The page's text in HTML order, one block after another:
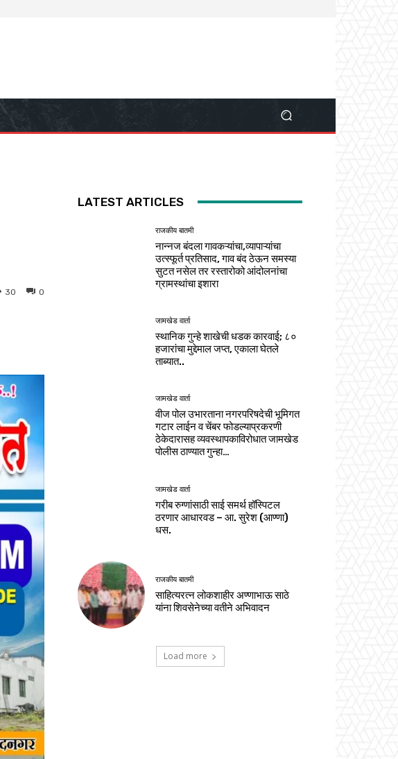
0
30
LATEST ARTICLES
राजकीय बातमी
नान्नज बंदला गावकऱ्यांचा,व्यापाऱ्यांचा
उत्स्फूर्त प्रतिसाद, गाव बंद ठेऊन समस्या
सुटत नसेल तर रस्तारोको आंदोलनांचा
ग्रामस्थांचा इशारा
जामखेड वार्ता
स्थानिक गुन्हे शाखेची धडक कारवाई; ८०
हजारांचा मुद्देमाल जप्त, एकाला घेतले
ताब्यात..
जामखेड वार्ता
वीज पोल उभारताना नगरपरिषदेची भूमिगत
गटार लाईन व चेंबर फोडल्याप्रकरणी
ठेकेदारासह व्यवस्थापकाविरोधात जामखेड
पोलीस ठाण्यात गुन्हा…
जामखेड वार्ता
गरीब रुग्णांसाठी साई समर्थ हॉस्पिटल
ठरणार आधारवड – आ. सुरेश (आण्णा)
धस.
राजकीय बातमी
साहित्यरत्न लोकशाहीर अण्णाभाऊ साठे
यांना शिवसेनेच्या वतीने अभिवादन
Load more